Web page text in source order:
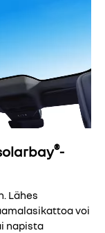
®-
Lähes
voi
napista